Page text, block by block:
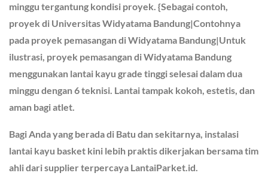
minggu tergantung kondisi proyek. {Sebagai contoh,
proyek di Universitas Widyatama Bandung|Contohnya
pada proyek pemasangan di Widyatama Bandung|Untuk
ilustrasi, proyek pemasangan di Widyatama Bandung
menggunakan lantai kayu grade tinggi selesai dalam dua
minggu dengan 6 teknisi. Lantai tampak kokoh, estetis, dan
aman bagi atlet.
Bagi Anda yang berada di Batu dan sekitarnya, instalasi
lantai kayu basket kini lebih praktis dikerjakan bersama tim
ahli dari supplier terpercaya LantaiParket.id.